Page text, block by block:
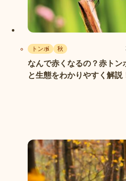
トンボ 秋
なんで赤くなるの？赤トン
と生態をわかりやすく解説